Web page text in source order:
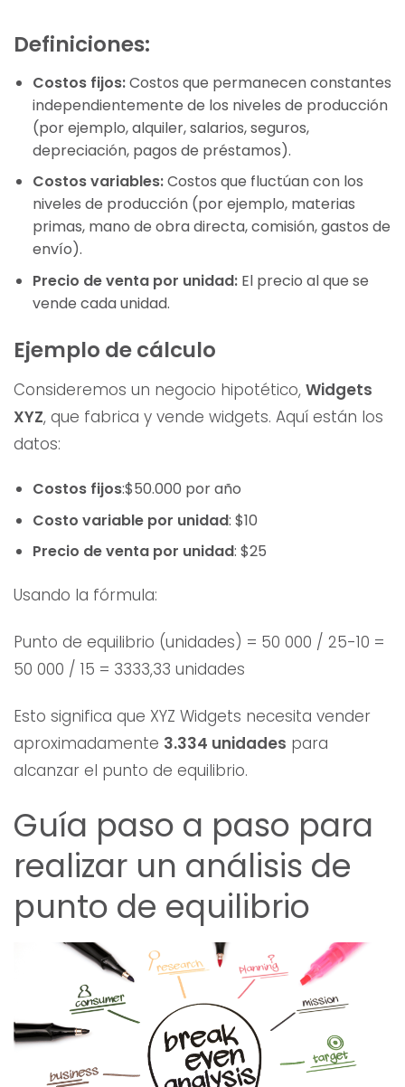
Definiciones:
Costos fijos:Costos que permanecen constantes
independientemente de los niveles de producción
(por ejemplo, alquiler, salarios, seguros,
depreciación, pagos de préstamos).
Costos variables:Costos que fluctúan con los
niveles de producción (por ejemplo, materias
primas, mano de obra directa, comisión, gastos de
envío).
Precio de venta por unidad:El precio al que se
vende cada unidad.
Ejemplo de cálculo
Consideremos un negocio hipotético, Widgets
XYZ, que fabrica y vende widgets. Aquí están los
datos:
Costos fijos:$50.000 por año
Costo variable por unidad: $10
Precio de venta por unidad: $25
Usando la fórmula:
Punto de equilibrio (unidades) = 50 000 / 25-10 =
50 000 / 15 = 3333,33 unidades
Esto significa que XYZ Widgets necesita vender
aproximadamente 3.334 unidades para
alcanzar el punto de equilibrio.
Guía paso a paso para
realizar un análisis de
punto de equilibrio